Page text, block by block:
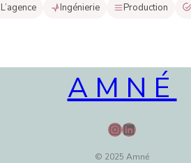
L’agence Ingénierie Production
AMNÉ
InstagramLinkedIn
© 2025 Amné